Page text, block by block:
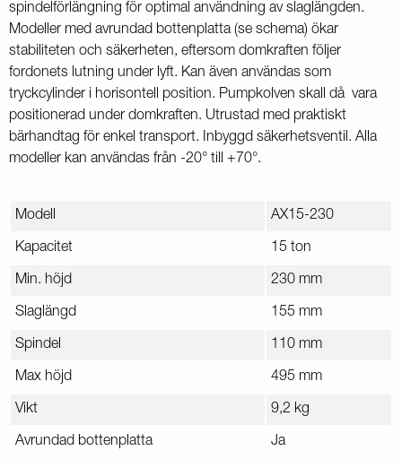
spindelförlängning för optimal användning av slaglängden.
Modeller med avrundad bottenplatta (se schema) ökar
stabiliteten och säkerheten, eftersom domkraften följer
fordonets lutning under lyft. Kan även användas som
tryckcylinder i horisontell position. Pumpkolven skall då vara
positionerad under domkraften. Utrustad med praktiskt
bärhandtag för enkel transport. Inbyggd säkerhetsventil. Alla
modeller kan användas från -20° till +70°.
Modell AX15-230
Kapacitet 15 ton
Min. höjd 230 mm
Slaglängd 155 mm
Spindel 110 mm
Max höjd 495 mm
Vikt 9,2 kg
Avrundad bottenplatta Ja